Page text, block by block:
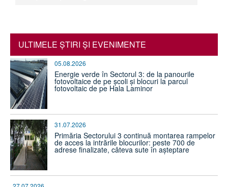
ULTIMELE ŞTIRI ŞI EVENIMENTE
05.08.2026
Energie verde în Sectorul 3: de la panourile
fotovoltaice de pe școli și blocuri la parcul
fotovoltaic de pe Hala Laminor
31.07.2026
Primăria Sectorului 3 continuă montarea rampelor
de acces la intrările blocurilor: peste 700 de
adrese finalizate, câteva sute în așteptare